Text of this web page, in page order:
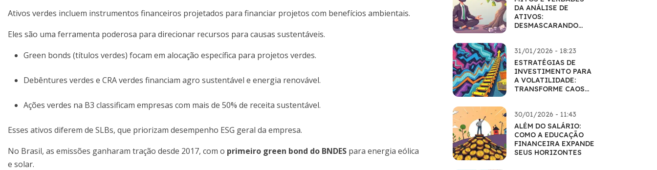
Ativos verdes incluem instrumentos financeiros projetados para financiar projetos com benefícios ambientais.
Eles são uma ferramenta poderosa para direcionar recursos para causas sustentáveis.
Green bonds (títulos verdes) focam em alocação específica para projetos verdes.
Debêntures verdes e CRA verdes financiam agro sustentável e energia renovável.
Ações verdes na B3 classificam empresas com mais de 50% de receita sustentável.
Esses ativos diferem de SLBs, que priorizam desempenho ESG geral da empresa.
No Brasil, as emissões ganharam tração desde 2017, com o primeiro green bond do BNDES para energia eólica
e solar.
DA ANÁLISE DE
ATIVOS:
DESMASCARANDO
31/01/2026 - 18:23
ESTRATÉGIAS DE
INVESTIMENTO PARA
A VOLATILIDADE:
TRANSFORME CAOS
30/01/2026 - 11:43
ALÉM DO SALÁRIO:
COMO A EDUCAÇÃO
FINANCEIRA EXPANDE
SEUS HORIZONTES